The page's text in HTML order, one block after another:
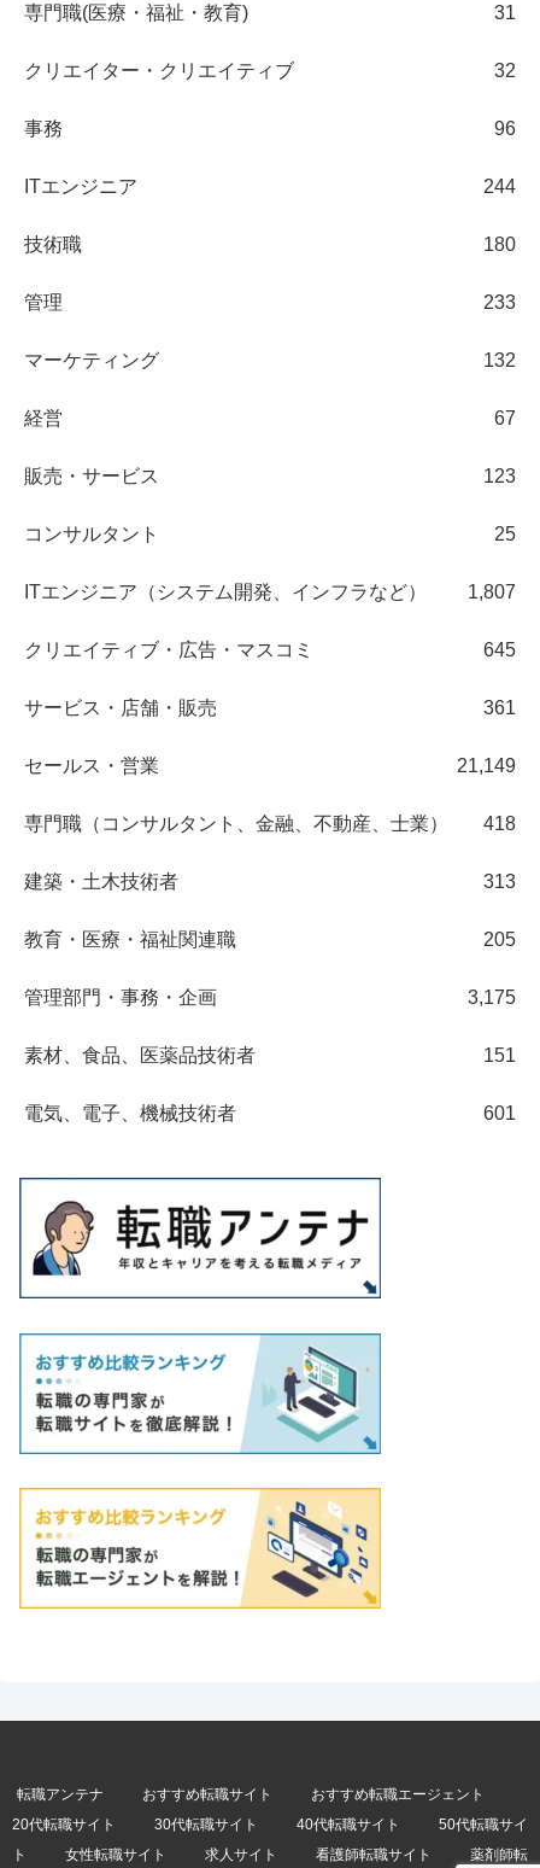
専門職(医療・福祉・教育) 31
クリエイター・クリエイティブ 32
事務 96
ITエンジニア 244
技術職 180
管理 233
マーケティング 132
経営 67
販売・サービス 123
コンサルタント 25
ITエンジニア（システム開発、インフラなど） 1,807
クリエイティブ・広告・マスコミ 645
サービス・店舗・販売 361
セールス・営業 21,149
専門職（コンサルタント、金融、不動産、士業） 418
建築・土木技術者 313
教育・医療・福祉関連職 205
管理部門・事務・企画 3,175
素材、食品、医薬品技術者 151
電気、電子、機械技術者 601
転職アンテナ おすすめ転職サイト
おすすめ転職エージェント
20代転職サイト
30代転職サイト 40代転職サイト
50代転職サイ
ト
女性転職サイト 求人サイト 看護師転職サイト 薬剤師転